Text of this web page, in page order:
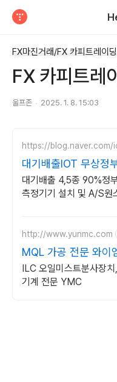
FX마진거래/FX 카피트레이딩
FX 카피트레
울프존 2025. 1. 8. 15:03
https://blog.naver.com/
대기배출IOT 무상정
대기배출 4,5종 90%정부지원금 사물인터넷
측정기기 설치 및 A/S원
http://www.yunmc.com
MQL 가공 전문 와이
ILC 오일미스트분사장
기계 전문 YMC